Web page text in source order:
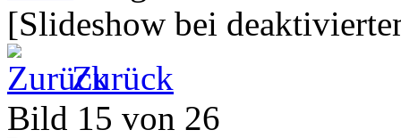
[Slideshow bei
Zurück
Bild 15 von 26